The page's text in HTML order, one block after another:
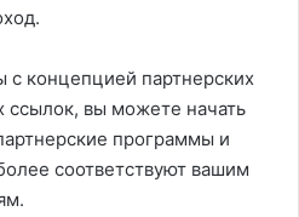
с концепцией партнерских
вы можете начать
программы и
соответствуют вашим